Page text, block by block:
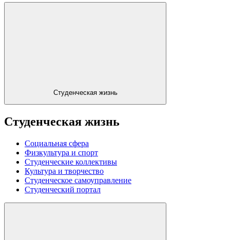
Студенческая жизнь
Студенческая жизнь
Социальная сфера
Физкультура и спорт
Студенческие коллективы
Культура и творчество
Студенческое самоуправление
Студенческий портал